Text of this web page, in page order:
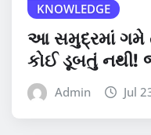
KNOWLEDGE
આ સમુદ્રમાં ગમે
કોઈ ડૂબતું નથી!
Admin Jul